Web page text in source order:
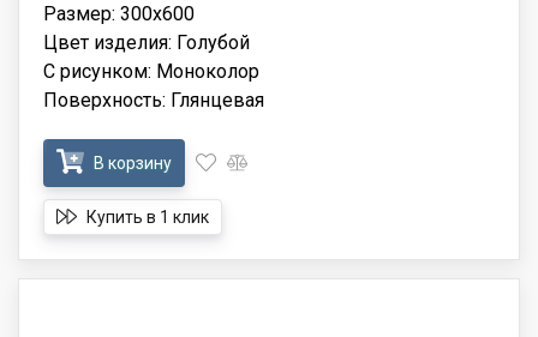
Размер: 300x600
Цвет изделия: Голубой
С рисунком: Моноколор
Поверхность: Глянцевая
В корзину
Купить в 1 клик